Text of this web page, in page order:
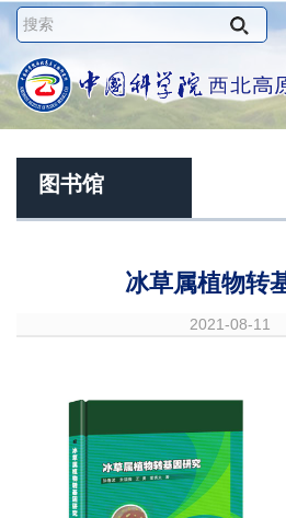
图书馆
冰草属植物转
2021-08-